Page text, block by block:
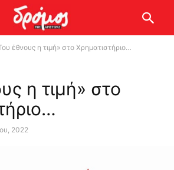
έθνους η τιμή» στο Χρηματιστήριο…
η τιμή» στο
2022